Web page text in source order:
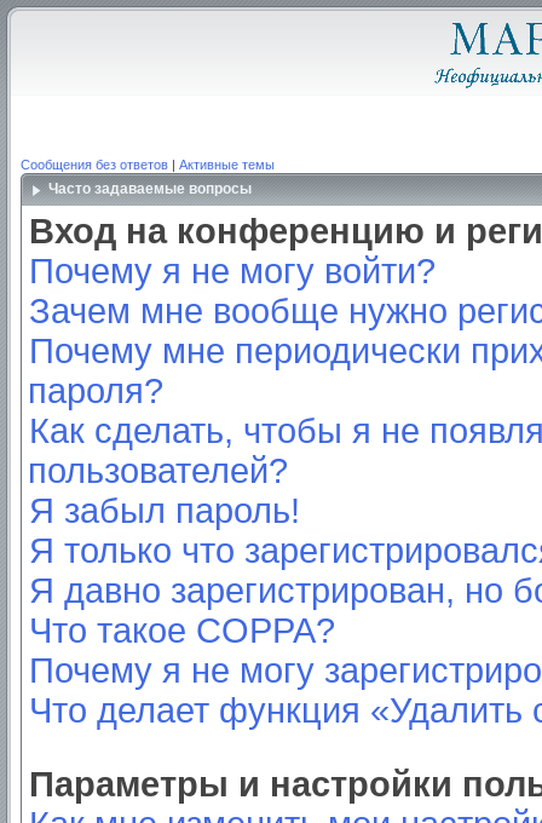
Сообщения без ответов | Активные темы
Часто задаваемые вопросы
Вход на конференцию и
Почему я не могу войти?
Зачем мне вообще нужно
Почему мне периодически
пароля?
Как сделать, чтобы я не
пользователей?
Я забыл пароль!
Я только что
Я давно зарегистрирован, но
Что такое COPPA?
Почему я не могу
Что делает функция
Параметры и настройки